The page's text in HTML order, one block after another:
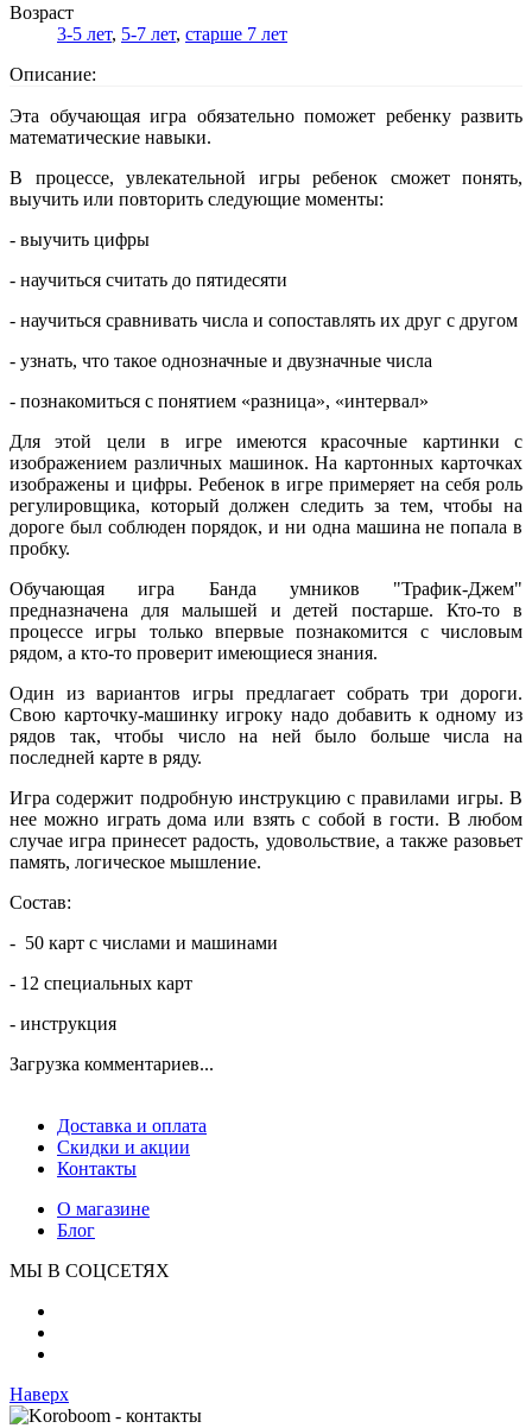
Возраст
3-5 лет, 5-7 лет, старше 7 лет
Описание:
Эта обучающая игра обязательно поможет ребенку развить
математические навыки.
В процессе, увлекательной игры ребенок сможет понять,
выучить или повторить следующие моменты:
- выучить цифры
- научиться считать до пятидесяти
- научиться сравнивать числа и сопоставлять их друг с другом
- узнать, что такое однозначные и двузначные числа
- познакомиться с понятием «разница», «интервал»
Для этой цели в игре имеются красочные картинки с
изображением различных машинок. На картонных карточках
изображены и цифры. Ребенок в игре примеряет на себя роль
регулировщика, который должен следить за тем, чтобы на
дороге был соблюден порядок, и ни одна машина не попала в
пробку.
Обучающая игра Банда умников "Трафик-Джем"
предназначена для малышей и детей постарше. Кто-то в
процессе игры только впервые познакомится с числовым
рядом, а кто-то проверит имеющиеся знания.
Один из вариантов игры предлагает собрать три дороги.
Свою карточку-машинку игроку надо добавить к одному из
рядов так, чтобы число на ней было больше числа на
последней карте в ряду.
Игра содержит подробную инструкцию с правилами игры. В
нее можно играть дома или взять с собой в гости. В любом
случае игра принесет радость, удовольствие, а также разовьет
память, логическое мышление.
Состав:
- 50 карт с числами и машинами
- 12 специальных карт
- инструкция
Загрузка комментариев...
Доставка и оплата
Скидки и акции
Контакты
О магазине
Блог
МЫ В СОЦСЕТЯХ
Наверх